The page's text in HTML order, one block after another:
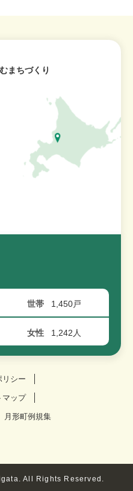
まちづくり
世帯 1,450戸
女性 1,242人
リシー
マップ
月形町例規集
All Rights Reserved.